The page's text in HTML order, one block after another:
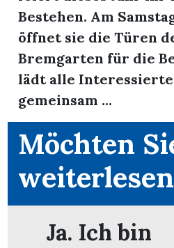
Bestehen. Am
öffnet sie die Türen
Bremgarten für die
lädt alle
gemeinsam ...
Möchten
Ja. Ich bin